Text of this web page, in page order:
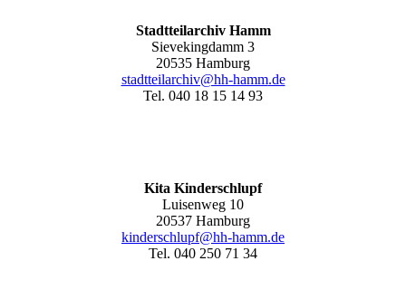
Stadtteilarchiv Hamm
Sievekingdamm 3
20535 Hamburg
stadtteilarchiv@hh-hamm.de
Tel. 040 18 15 14 93
Kita Kinderschlupf
Luisenweg 10
20537 Hamburg
kinderschlupf@hh-hamm.de
Tel. 040 250 71 34